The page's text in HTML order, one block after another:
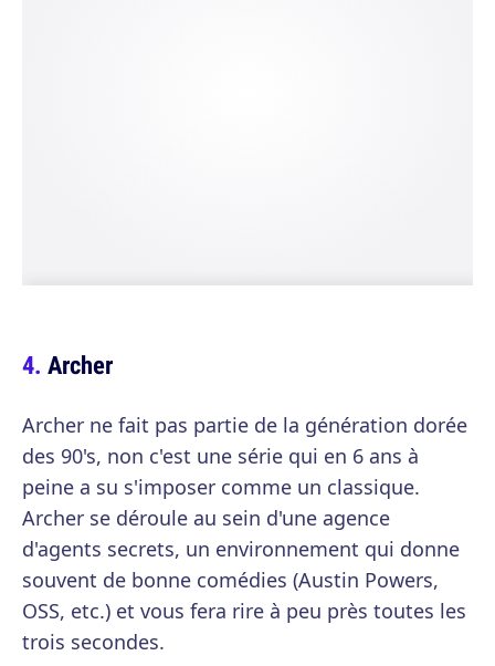
Archer
Archer ne fait pas partie de la génération dorée
des 90's, non c'est une série qui en 6 ans à
peine a su s'imposer comme un classique.
Archer se déroule au sein d'une agence
d'agents secrets, un environnement qui donne
souvent de bonne comédies (Austin Powers,
OSS, etc.) et vous fera rire à peu près toutes les
trois secondes.